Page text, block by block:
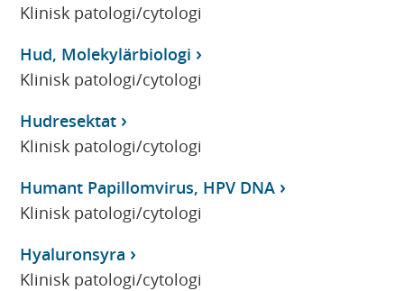
Klinisk patologi/cytologi
Hud, Molekylärbiologi
Klinisk patologi/cytologi
Hudresektat
Klinisk patologi/cytologi
Humant Papillomvirus, HPV DNA
Klinisk patologi/cytologi
Hyaluronsyra
Klinisk patologi/cytologi